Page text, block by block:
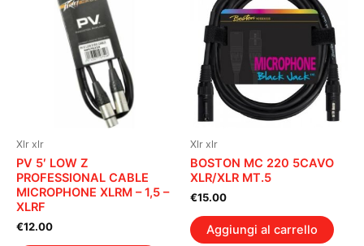
Xlr xlr
PV 5′ LOW Z
PROFESSIONAL CABLE
MICROPHONE XLRM – 1,5 –
XLRF
€12.00
Xlr xlr
BOSTON MC 220 5CAVO
XLR/XLR MT.5
€15.00
Aggiungi al carrello